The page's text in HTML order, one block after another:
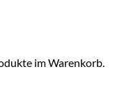
im Warenkorb.